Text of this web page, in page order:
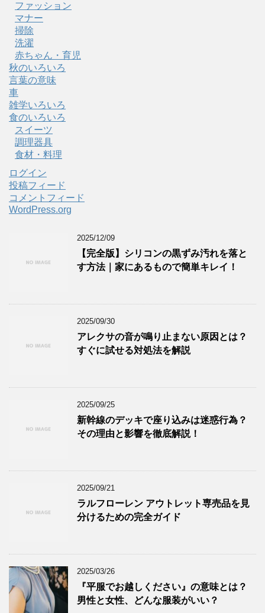
ファッション
マナー
掃除
洗濯
赤ちゃん・育児
秋のいろいろ
言葉の意味
車
雑学いろいろ
食のいろいろ
スイーツ
調理器具
食材・料理
ログイン
投稿フィード
コメントフィード
WordPress.org
2025/12/09
【完全版】シリコンの黒ずみ汚れを落と
す方法｜家にあるもので簡単キレイ！
2025/09/30
アレクサの音が鳴り止まない原因とは？
すぐに試せる対処法を解説
2025/09/25
新幹線のデッキで座り込みは迷惑行為？
その理由と影響を徹底解説！
2025/09/21
ラルフローレン アウトレット専売品を見
分けるための完全ガイド
2025/03/26
『平服でお越しください』の意味とは？
男性と女性、どんな服装がいい？